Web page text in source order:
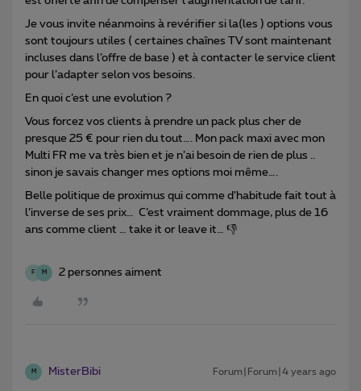
Je vous invite néanmoins à revérifier si la(les ) options vous
sont toujours utiles ( certaines chaînes TV sont maintenant
incluses dans l’offre de base ) et à contacter le service client
pour l’adapter selon vos besoins.
En quoi c’est une evolution ?
Vous forcez vos clients à prendre un pack plus cher de
presque 25 € pour rien du tout…. Mon pack maxi avec mon
Multi FR me va très bien et je n’ai besoin de rien de plus ..
sinon je savais changer mes options moi même….
Belle politique de proximus qui comme d’habitude fait tout à
l’inverse de ses prix… C’est vraiment dommage, plus de 16
ans comme client … take it or leave it… 👎
F M 2 personnes aiment
M MisterBibi Forum|Forum|4 years ago